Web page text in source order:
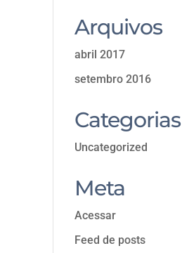
Arquivos
abril 2017
setembro 2016
Categorias
Uncategorized
Meta
Acessar
Feed de posts